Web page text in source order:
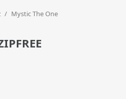
Mystic The One